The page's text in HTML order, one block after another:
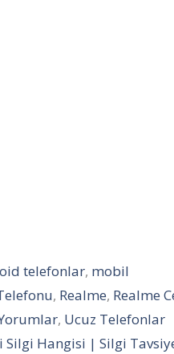
telefonlar, mobil
, Realme, Realme
, Ucuz Telefonlar
Silgi Hangisi | Silgi